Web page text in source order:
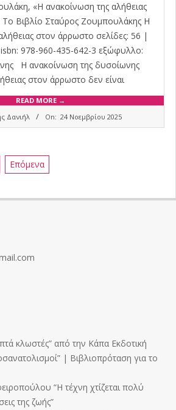
«Η ανακοίνωση της αλήθειας
Βιβλίο Σταύρος Ζουμπουλάκης Η
στον άρρωστο σελίδες: 56 |
978-960-435-642-3 εξώφυλλο:
Η ανακοίνωση της δυσοίωνης
στον άρρωστο δεν είναι
READ MORE →
Δανιήλ On: 24 Νοεμβρίου 2025
Επόμενα
κλωστές” από την Κάπα Εκδοτική
| Βιβλιοπρόταση για το
“Η τέχνη χτίζεται πολύ
της ζωής”